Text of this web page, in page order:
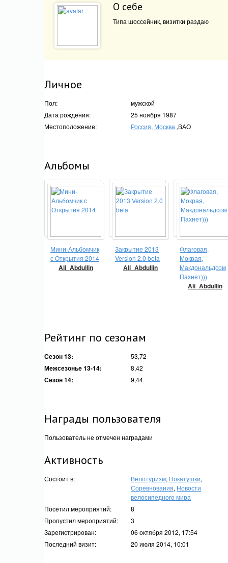
О себе
Типа шоссейник, визитки раздаю
Личное
Пол:
мужской
Дата рождения:
25 ноября 1987
Местоположение:
Россия, Москва ,ВАО
Альбомы
Мини-Альбомчик
с Открытия 2014
Ali_Abdullin
Закрытие 2013
Version 2.0 beta
Ali_Abdullin
Флаговая,
Мокрая,
Макдональдсом
Пахнет)))
Ali_Abdullin
Рейтинг по сезонам
Сезон 13: 53,72
Межсезонье 13-14: 8,42
Сезон 14: 9,44
Награды пользователя
Пользователь не отмечен наградами
Активность
Состоит в: Велотуризм, Покатушки,
Соревнования, Новости
велосипедного мира
Посетил мероприятий:
8
Пропустил мероприятий:
3
Зарегистрирован:
06 октября 2012, 17:54
Последний визит:
20 июля 2014, 10:01